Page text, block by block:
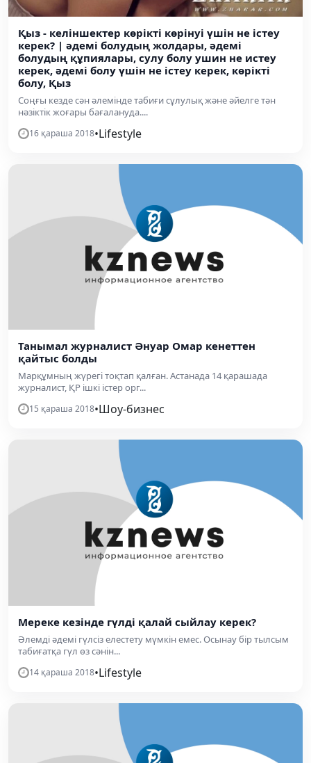
Қыз - келіншектер көрікті көрінуі үшін не істеу
керек? | әдемі болудың жолдары, әдемі
болудың құпиялары, сулу болу ушин не истеу
керек, әдемі болу үшін не істеу керек, көрікті
болу, Қыз
Соңғы кезде сән әлемінде табиғи сұлулық және әйелге тән
нәзіктік жоғары бағалануда....
16 қараша 2018•Lifestyle
Танымал журналист Әнуар Омар кенеттен
қайтыс болды
Марқұмның жүрегі тоқтап қалған. Астанада 14 қарашада
журналист, ҚР ішкі істер орг...
15 қараша 2018•Шоу-бизнес
Мереке кезінде гүлді қалай сыйлау керек?
Әлемді әдемі гүлсіз елестету мүмкін емес. Осынау бір тылсым
табиғатқа гүл өз сәнін...
14 қараша 2018•Lifestyle